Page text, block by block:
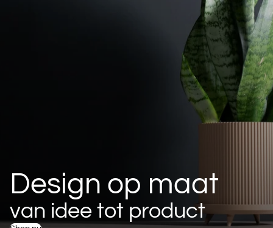
Design op maat
van idee tot product